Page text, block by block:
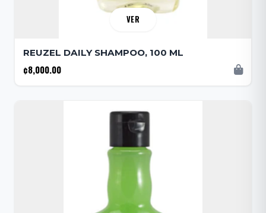
VER
REUZEL DAILY SHAMPOO, 100 ML
¢8,000.00